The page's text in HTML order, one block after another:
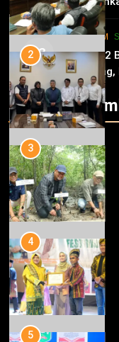
11
12
13
14
Tinjau
03
HUKRIM
Panit 2
Jagung,
Pangan
Infotorial
2
3
4
5